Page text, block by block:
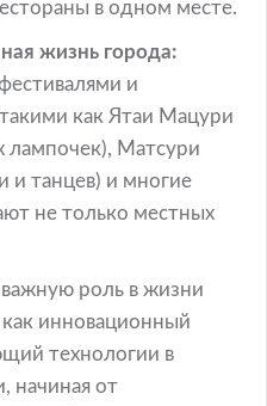
в одном месте.
жизнь города:
и
как Ятаи Мацури
лампочек), Матсури
и танцев) и многие
не только местных
роль в жизни
инновационный
технологии в
начиная от